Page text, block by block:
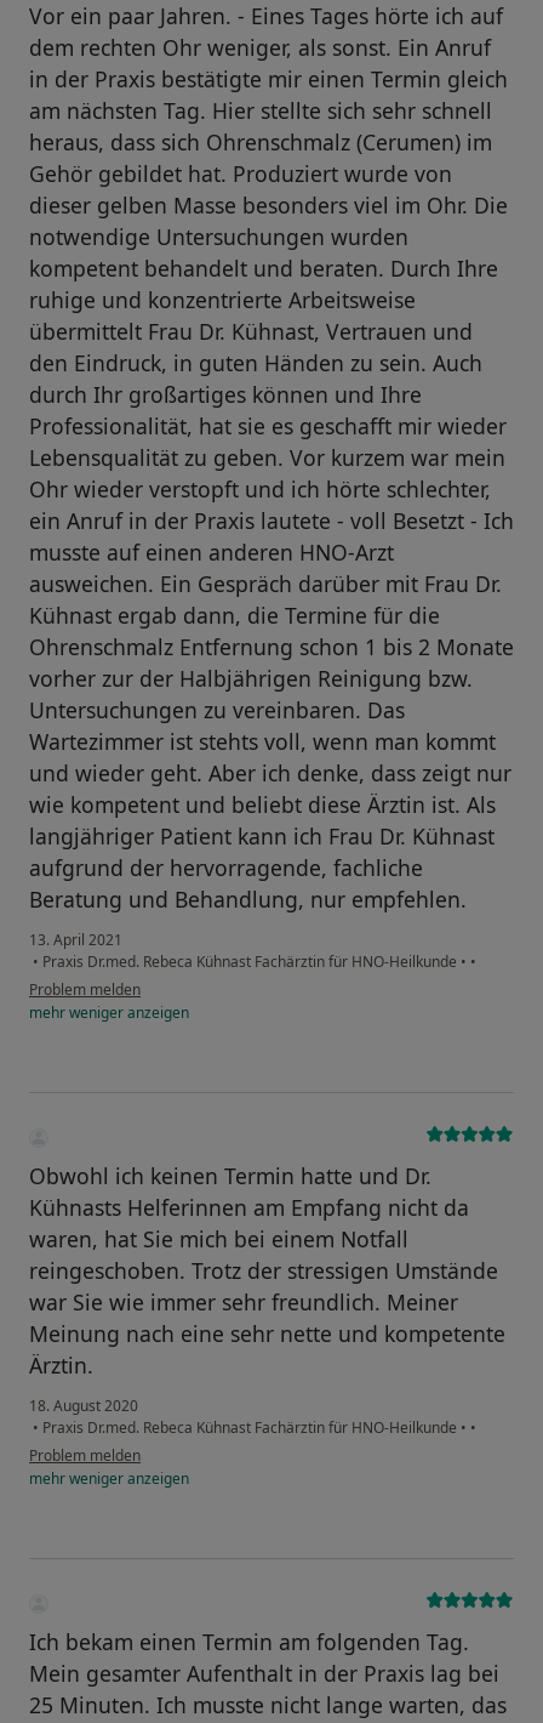
Vor ein paar Jahren. - Eines Tages hörte ich auf
dem rechten Ohr weniger, als sonst. Ein Anruf
in der Praxis bestätigte mir einen Termin gleich
am nächsten Tag. Hier stellte sich sehr schnell
heraus, dass sich Ohrenschmalz (Cerumen) im
Gehör gebildet hat. Produziert wurde von
dieser gelben Masse besonders viel im Ohr. Die
notwendige Untersuchungen wurden
kompetent behandelt und beraten. Durch Ihre
ruhige und konzentrierte Arbeitsweise
übermittelt Frau Dr. Kühnast, Vertrauen und
den Eindruck, in guten Händen zu sein. Auch
durch Ihr großartiges können und Ihre
Professionalität, hat sie es geschafft mir wieder
Lebensqualität zu geben. Vor kurzem war mein
Ohr wieder verstopft und ich hörte schlechter,
ein Anruf in der Praxis lautete - voll Besetzt - Ich
musste auf einen anderen HNO-Arzt
ausweichen. Ein Gespräch darüber mit Frau Dr.
Kühnast ergab dann, die Termine für die
Ohrenschmalz Entfernung schon 1 bis 2 Monate
vorher zur der Halbjährigen Reinigung bzw.
Untersuchungen zu vereinbaren. Das
Wartezimmer ist stehts voll, wenn man kommt
und wieder geht. Aber ich denke, dass zeigt nur
wie kompetent und beliebt diese Ärztin ist. Als
langjähriger Patient kann ich Frau Dr. Kühnast
aufgrund der hervorragende, fachliche
Beratung und Behandlung, nur empfehlen.
13. April 2021
• Praxis Dr.med. Rebeca Kühnast Fachärztin für HNO-Heilkunde • •
Problem melden
mehrwenigeranzeigen
Obwohl ich keinen Termin hatte und Dr.
Kühnasts Helferinnen am Empfang nicht da
waren, hat Sie mich bei einem Notfall
reingeschoben. Trotz der stressigen Umstände
war Sie wie immer sehr freundlich. Meiner
Meinung nach eine sehr nette und kompetente
Ärztin.
18. August 2020
• Praxis Dr.med. Rebeca Kühnast Fachärztin für HNO-Heilkunde • •
Problem melden
mehrwenigeranzeigen
Ich bekam einen Termin am folgenden Tag.
Mein gesamter Aufenthalt in der Praxis lag bei
25 Minuten. Ich musste nicht lange warten, das